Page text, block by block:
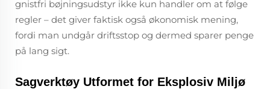
gnistfri bøjningsudstyr ikke kun handler om at følge
regler – det giver faktisk også økonomisk mening,
fordi man undgår driftsstop og dermed sparer penge
på lang sigt.
Sagverktøy Utformet for Eksplosiv Miljø